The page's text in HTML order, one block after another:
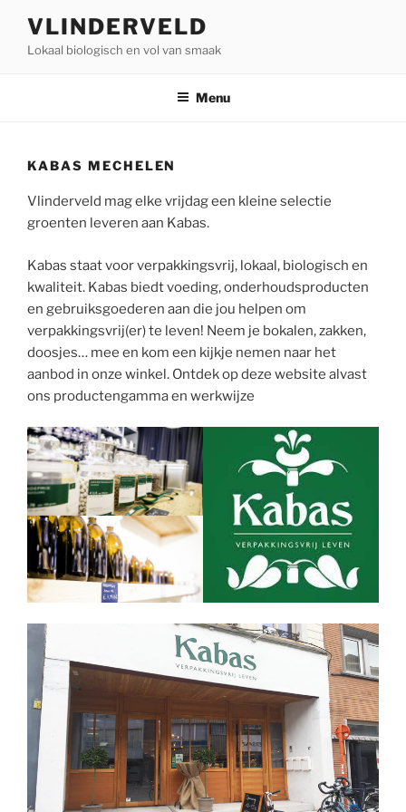
VLINDERVELD
Lokaal biologisch en vol van smaak
Menu
KABAS MECHELEN
Vlinderveld mag elke vrijdag een kleine selectie
groenten leveren aan Kabas.
Kabas staat voor verpakkingsvrij, lokaal, biologisch en
kwaliteit. Kabas biedt voeding, onderhoudsproducten
en gebruiksgoederen aan die jou helpen om
verpakkingsvrij(er) te leven! Neem je bokalen, zakken,
doosjes… mee en kom een kijkje nemen naar het
aanbod in onze winkel. Ontdek op deze website alvast
ons productengamma en werkwijze